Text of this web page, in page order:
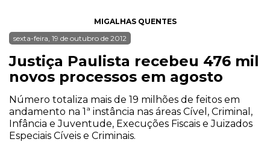
MIGALHAS QUENTES
sexta-feira, 19 de outubro de 2012
Justiça Paulista recebeu 476 mil
novos processos em agosto
Número totaliza mais de 19 milhões de feitos em
andamento na 1ª instância nas áreas Cível, Criminal,
Infância e Juventude, Execuções Fiscais e Juizados
Especiais Cíveis e Criminais.